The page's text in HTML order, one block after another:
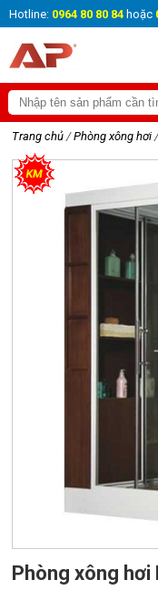
Hotline: 0964 80 80 84 hoặc
Trang chủ / Phòng xông hơi
Phòng xông